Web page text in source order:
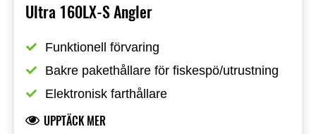
Ultra 160LX-S Angler
Funktionell förvaring
Bakre pakethållare för fiskespö/utrustning
Elektronisk farthållare
UPPTÄCK MER